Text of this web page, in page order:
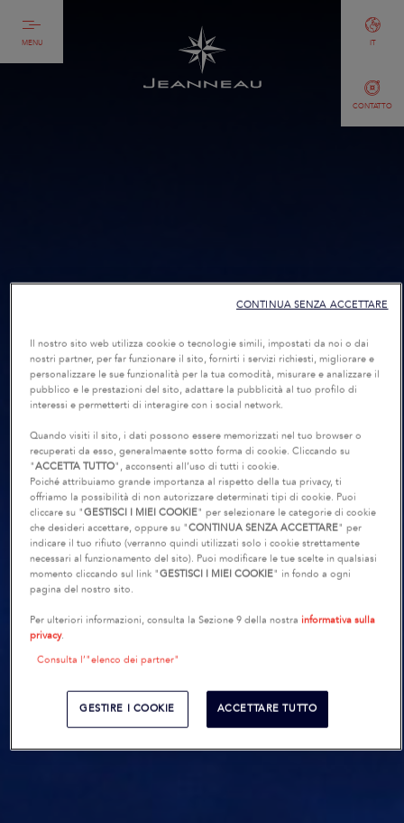
MENU
CONTATTO
IT
Il nostro sito web utilizza cookie o tecnologie simili, impostati da noi o dai
nostri partner, per far funzionare il sito, fornirti i servizi richiesti, migliorare e
personalizzare le sue funzionalità per la tua comodità, misurare e analizzare il
pubblico e le prestazioni del sito, adattare la pubblicità al tuo profilo di
interessi e permetterti di interagire con i social network.
Quando visiti il sito, i dati possono essere memorizzati nel tuo browser o
recuperati da esso, generalmaente sotto forma di cookie. Cliccando su
"ACCETTA TUTTO", acconsenti all’uso di tutti i cookie.
Poiché attribuiamo grande importanza al rispetto della tua privacy, ti
offriamo la possibilità di non autorizzare determinati tipi di cookie. Puoi
cliccare su "GESTISCI I MIEI COOKIE" per selezionare le categorie di cookie
che desideri accettare, oppure su "CONTINUA SENZA ACCETTARE" per
indicare il tuo rifiuto (verranno quindi utilizzati solo i cookie strettamente
necessari al funzionamento del sito). Puoi modificare le tue scelte in qualsiasi
momento cliccando sul link "GESTISCI I MIEI COOKIE" in fondo a ogni
pagina del nostro sito.
Per ulteriori informazioni, consulta la Sezione 9 della nostra informativa sulla
privacy.
Consulta l’"elenco dei partner"
GESTIRE I COOKIE ACCETTARE TUTTO
CONTINUA SENZA ACCETTARE